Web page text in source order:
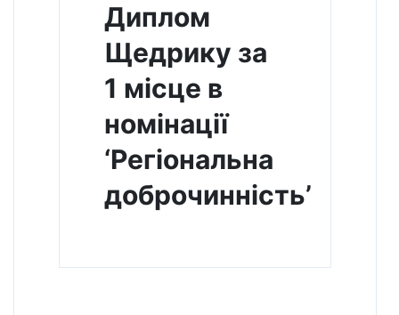
Диплом
Щедрику за
1 місце в
номінації
‘Регіональна
доброчинність’